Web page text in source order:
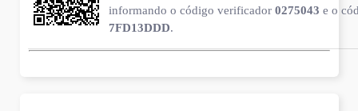
informando o código verificador 0275043 e o
7FD13DDD.